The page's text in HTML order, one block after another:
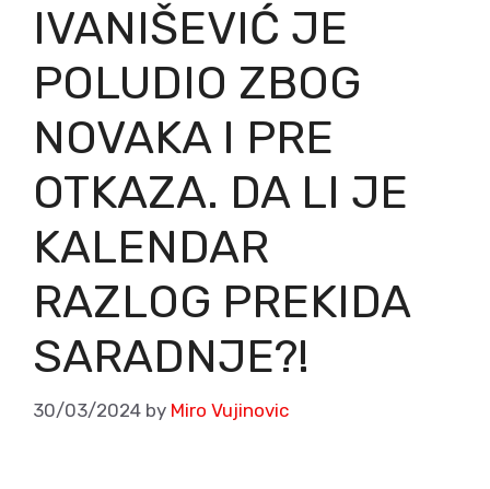
IVANIŠEVIĆ JE
POLUDIO ZBOG
NOVAKA I PRE
OTKAZA. DA LI JE
KALENDAR
RAZLOG PREKIDA
SARADNJE?!
30/03/2024 by Miro Vujinovic